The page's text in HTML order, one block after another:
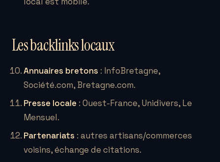
Les backlinks locaux
Annuaires bretons : InfoBretagne,
Société.com, Bretagne.com.
Presse locale : Ouest-France, Unidivers, Le
Mensuel.
Partenariats : autres artisans/commerces
voisins, échange de citations.